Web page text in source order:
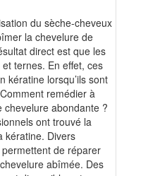
du sèche-cheveux
la chevelure de
direct est que les
ternes. En effet, ces
kératine lorsqu’ils sont
remédier à
chevelure abondante ?
ont trouvé la
kératine. Divers
de réparer
abîmée. Des